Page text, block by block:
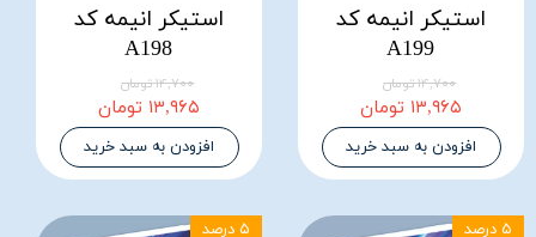
استیکر انیمه کد
A199
۱۴,۷۰۰ تومان
۱۳,۹۶۵ تومان
افزودن به سبد خرید
استیکر انیمه کد
A198
۱۴,۷۰۰ تومان
۱۳,۹۶۵ تومان
افزودن به سبد خرید
۵ درصد ۵ درصد